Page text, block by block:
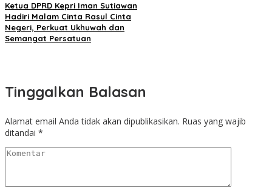
Ketua DPRD Kepri Iman Sutiawan
Hadiri Malam Cinta Rasul Cinta
Negeri, Perkuat Ukhuwah dan
Semangat Persatuan
Tinggalkan Balasan
Alamat email Anda tidak akan dipublikasikan. Ruas yang wajib
ditandai *